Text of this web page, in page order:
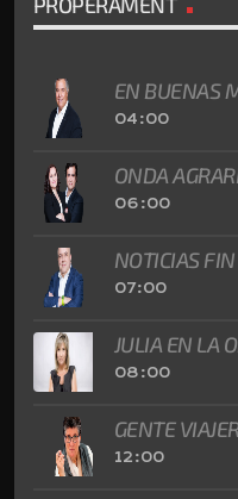
EN BUENAS
04:00
ONDA
06:00
NOTICIAS
07:00
JULIA EN LA
08:00
GENTE
12:00